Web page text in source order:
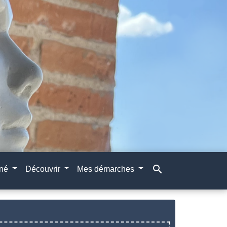
Découvrir Mes démarches search